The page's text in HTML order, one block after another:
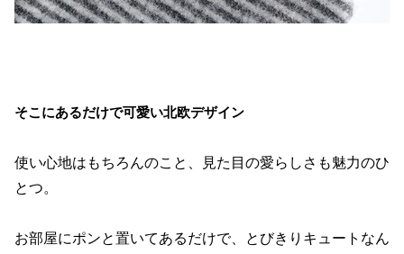
そこにあるだけで可愛い北欧デザイン
使い心地はもちろんのこと、見た目の愛らしさも魅力のひ
とつ。
お部屋にポンと置いてあるだけで、とびきりキュートなん